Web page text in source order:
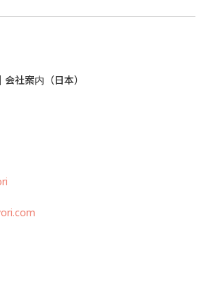
｜ 会社案内（日本）